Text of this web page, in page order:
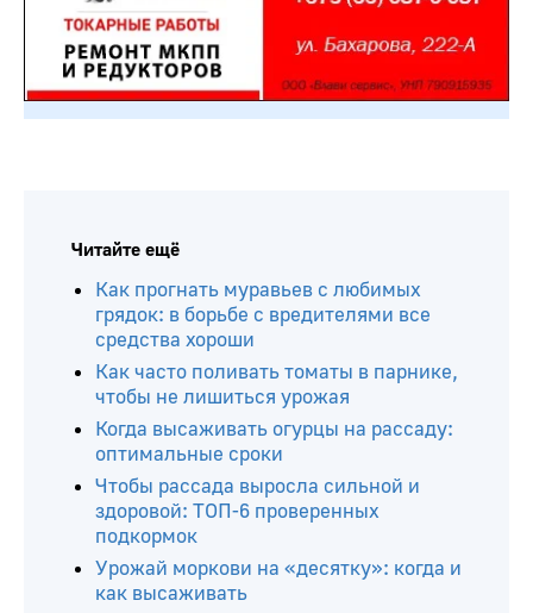
Читайте ещё
Как прогнать муравьев с любимых
грядок: в борьбе с вредителями все
средства хороши
Как часто поливать томаты в парнике,
чтобы не лишиться урожая
Когда высаживать огурцы на рассаду:
оптимальные сроки
Чтобы рассада выросла сильной и
здоровой: ТОП-6 проверенных
подкормок
Урожай моркови на «десятку»: когда и
как высаживать